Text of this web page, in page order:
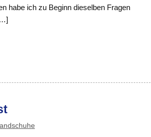
habe ich zu Beginn dieselben Fragen